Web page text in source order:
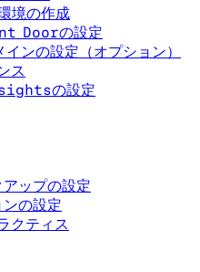
の作成
Doorの設定
ンの設定（オプション）
ス
の設定
ップの設定
の設定
クティス